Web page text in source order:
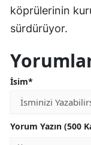
köprülerinin
sürdürüyor.
İsim*
Yorum Yazın (500